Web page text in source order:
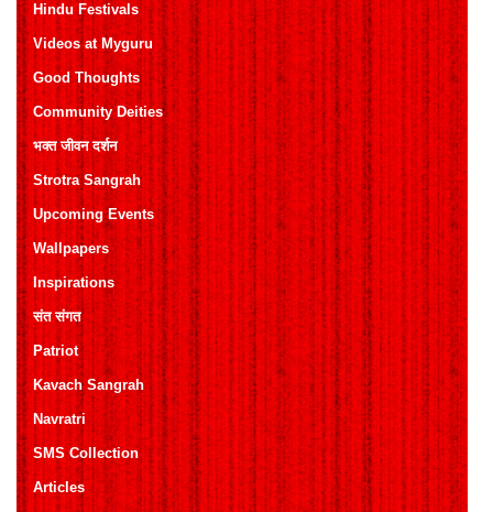
Hindu Festivals
Videos at Myguru
Good Thoughts
Community Deities
भक्त जीवन दर्शन
Strotra Sangrah
Upcoming Events
Wallpapers
Inspirations
संत संगत
Patriot
Kavach Sangrah
Navratri
SMS Collection
Articles